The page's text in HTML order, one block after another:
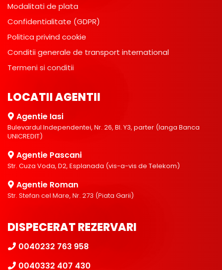
Modalitati de plata
Confidentialitate (GDPR)
Politica privind cookie
Conditii generale de transport international
Termeni si conditii
LOCATII AGENTII
Agentie Iasi
Bulevardul Independentei, Nr. 26, Bl. Y3, parter (langa Banca
UNICREDIT)
Agentie Pascani
Str. Cuza Voda, D2, Esplanada (vis-a-vis de Telekom)
Agentie Roman
Str. Stefan cel Mare, Nr. 273 (Piata Garii)
DISPECERAT REZERVARI
0040232 763 958
0040332 407 430